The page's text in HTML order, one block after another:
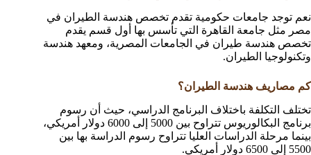
نعم توجد جامعات حكومية تقدم تخصص هندسة الطيران في
مصر مثل جامعة القاهرة التي تأسس بها أول قسم يقدم
تخصص هندسة طيران في الجامعات المصرية، ومعهد هندسة
وتكنولوجيا الطيران.
كم مصاريف هندسة الطيران؟
تختلف التكلفة باختلاف البرنامج الدراسي، حيث أن رسوم
برنامج البكالوريوس تتراوح بين 5000 إلى 6000 دولار أمريكي،
بينما مرحلة الدراسات العليا تتراوح رسوم الدراسة بها بين
5500 إلى 6500 دولار أمريكي.